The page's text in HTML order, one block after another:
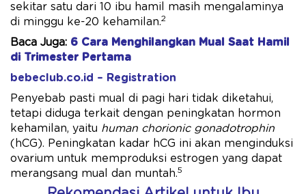
sekitar satu dari 10 ibu hamil masih mengalaminya
di minggu ke-20 kehamilan.2
Baca Juga: 6 Cara Menghilangkan Mual Saat Hamil
di Trimester Pertama
bebeclub.co.id – Registration
Penyebab pasti mual di pagi hari tidak diketahui,
tetapi diduga terkait dengan peningkatan hormon
kehamilan, yaitu human chorionic gonadotrophin
(hCG). Peningkatan kadar hCG ini akan menginduksi
ovarium untuk memproduksi estrogen yang dapat
merangsang mual dan muntah.5